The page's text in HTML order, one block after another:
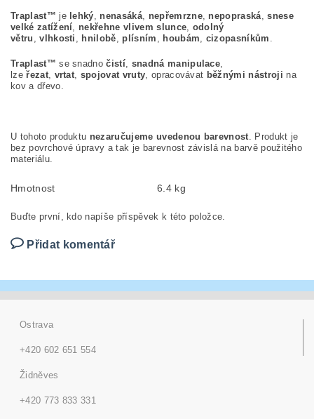
Traplast™ je lehký, nenasáká, nepřemrzne, nepopraská,snese
velké zatížení, nekřehne vlivem slunce, odolný
větru ,vlhkosti , hnilobě, plísním , houbám, cizopasníkům .
Traplast™ se snadnočistí, snadná manipulace,
lze řezat, vrtat, spojovat vruty, opracovávat běžnými nástroji na
kov a dřevo.
U tohoto produktu nezaručujeme uvedenou barevnost. Produkt je
bez povrchové úpravy a tak je barevnost závislá na barvě použitého
materiálu.
Hmotnost 6.4 kg
Buďte první, kdo napíše příspěvek k této položce.
Přidat komentář
Ostrava
+420 602 651 554
Židněves
+420 773 833 331